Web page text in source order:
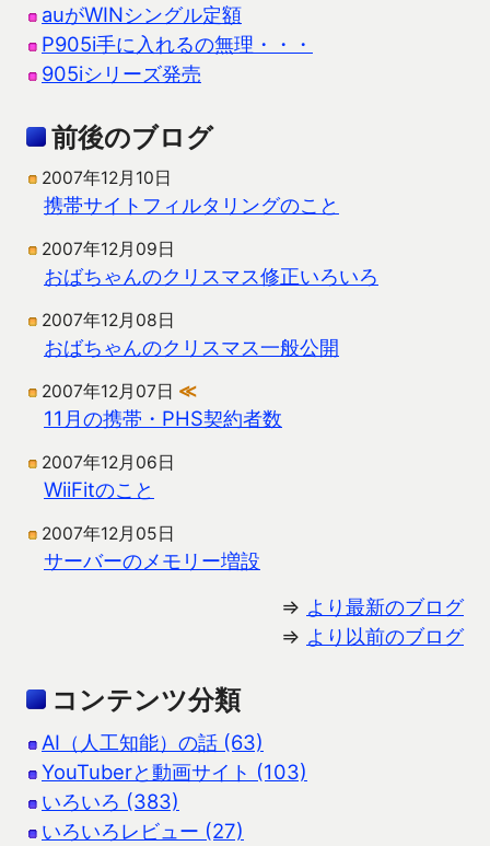
auがWINシングル定額
P905i手に入れるの無理・・・
905iシリーズ発売
前後のブログ
2007年12月10日
携帯サイトフィルタリングのこと
2007年12月09日
おばちゃんのクリスマス修正いろいろ
2007年12月08日
おばちゃんのクリスマス一般公開
2007年12月07日 ≪
11月の携帯・PHS契約者数
2007年12月06日
WiiFitのこと
2007年12月05日
サーバーのメモリー増設
⇒ より最新のブログ
⇒ より以前のブログ
コンテンツ分類
AI（人工知能）の話 (63)
YouTuberと動画サイト (103)
いろいろ (383)
いろいろレビュー (27)